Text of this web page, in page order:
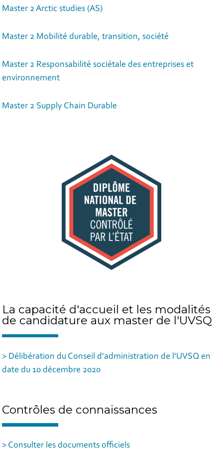
Master 2 Arctic studies (AS)
Master 2 Mobilité durable, transition, société
Master 2 Responsabilité sociétale des entreprises et
environnement
Master 2 Supply Chain Durable
La capacité d'accueil et les modalités
de candidature aux master de l'UVSQ
> Délibération du Conseil d'administration de l'UVSQ en
date du 10 décembre 2020
Contrôles de connaissances
> Consulter les documents officiels